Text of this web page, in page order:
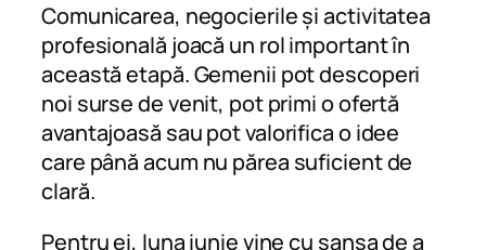
Comunicarea, negocierile și activitatea
profesională joacă un rol important în
această etapă. Gemenii pot descoperi
noi surse de venit, pot primi o ofertă
avantajoasă sau pot valorifica o idee
care până acum nu părea suficient de
clară.
Pentru ei, luna iunie vine cu șansa de a